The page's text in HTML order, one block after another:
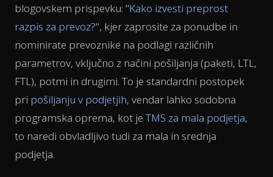
blogovskem prispevku: "Kako izvesti preprost
razpis za prevoz?", kjer zaprosite za ponudbe in
nominirate prevoznike na podlagi različnih
parametrov, vključno z načini pošiljanja (paketi, LTL,
FTL), potmi in drugimi. To je standardni postopek
pri pošiljanju v podjetjih, vendar lahko sodobna
programska oprema, kot je TMS za mala podjetja,
to naredi obvladljivo tudi za mala in srednja
podjetja.